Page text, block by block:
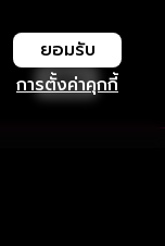
การตั้งค่าคุกกี้
ยอมรับ
เปิด